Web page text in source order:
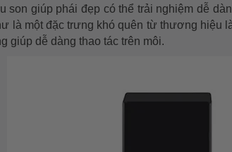
son giúp phái đẹp có thể trải nghiệm dễ
là một đặc trưng khó quên từ thương hiệu
giúp dễ dàng thao tác trên môi.